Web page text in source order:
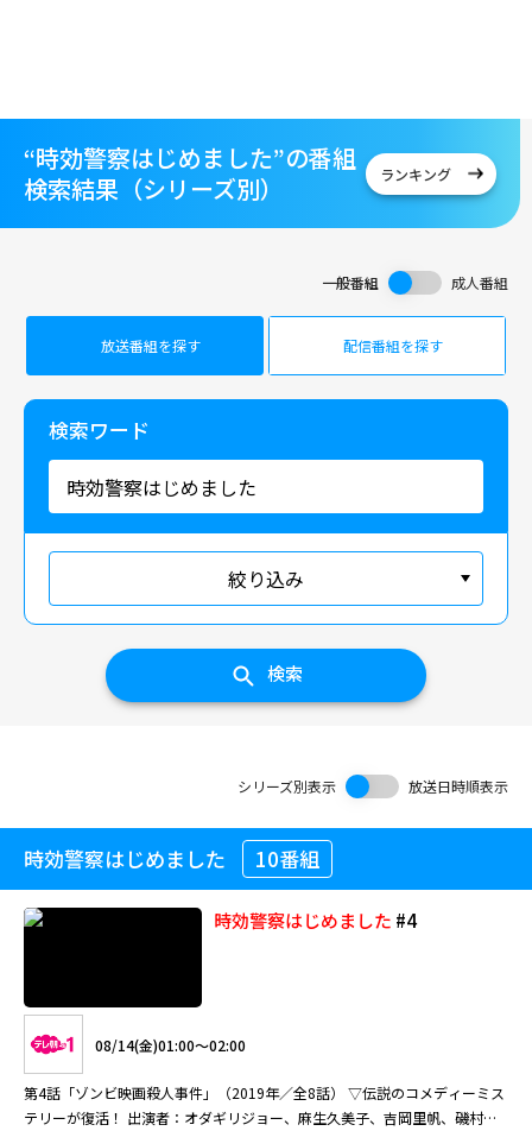
“時効警察はじめました”の番組
検索結果（シリーズ別）
ランキング
一般番組 成人番組
放送番組を探す 配信番組を探す
検索ワード
絞り込み
検索
シリーズ別表示 放送日時順表示
時効警察はじめました 10番組
時効警察はじめました #4
08/14(金)01:00～02:00
第4話「ゾンビ映画殺人事件」（2019年／全8話） ▽伝説のコメディーミス
テリーが復活！ 出演者：オダギリジョー、麻生久美子、吉岡里帆、磯村勇